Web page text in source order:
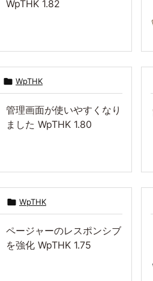
WpTHK 1.82
 WpTHK
管理画面が使いやすくなり
ました WpTHK 1.80
 WpTHK
ページャーのレスポンシブ
を強化 WpTHK 1.75